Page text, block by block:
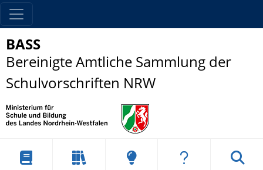
BASS
Bereinigte Amtliche Sammlung der
Schulvorschriften NRW